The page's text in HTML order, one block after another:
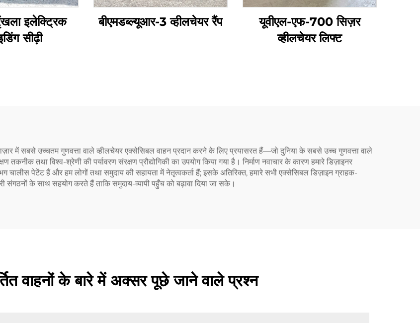
इलेक्ट्रिक
सीढ़ी
बीएमडब्ल्यूआर-3 व्हीलचेयर रैंप
यूवीएल-एफ-700 सिज़र
व्हीलचेयर लिफ्ट
में सबसे उच्चतम गुणवत्ता वाले व्हीलचेयर एक्सेसिबल वाहन प्रदान करने के लिए प्रयासरत हैं—जो दुनिया के सबसे उच्च गुणवत्ता वाले
तकनीक तथा विश्व-श्रेणी की पर्यावरण संरक्षण प्रौद्योगिकी का उपयोग किया गया है। निर्माण नवाचार के कारण हमारे डिज़ाइनर
चालीस पेटेंट हैं और हम लोगों तथा समुदाय की सहायता में नेतृत्वकर्ता हैं; इसके अतिरिक्त, हमारे सभी एक्सेसिबल डिज़ाइन ग्राहक-
के साथ सहयोग करते हैं ताकि समुदाय-व्यापी पहुँच को बढ़ावा दिया जा सके।
वाहनों के बारे में अक्सर पूछे जाने वाले प्रश्न